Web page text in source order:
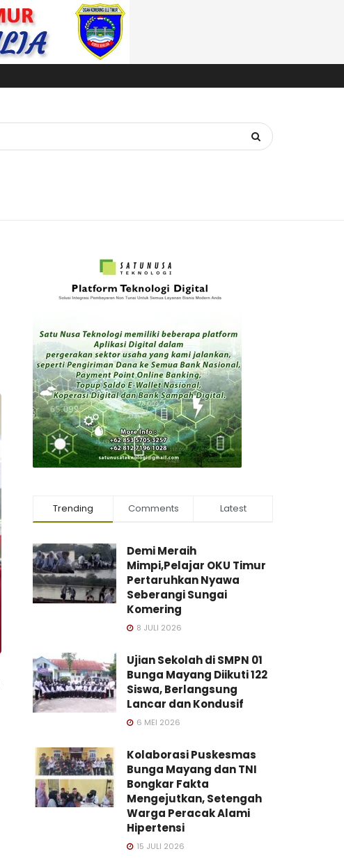
Trending Comments Latest
Demi Meraih
Mimpi,Pelajar OKU Timur
Pertaruhkan Nyawa
Seberangi Sungai
Komering
8 JULI 2026
Ujian Sekolah di SMPN 01
Bunga Mayang Diikuti 122
Siswa, Berlangsung
Lancar dan Kondusif
6 MEI 2026
Kolaborasi Puskesmas
Bunga Mayang dan TNI
Bongkar Fakta
Mengejutkan, Setengah
Warga Peracak Alami
Hipertensi
15 JULI 2026